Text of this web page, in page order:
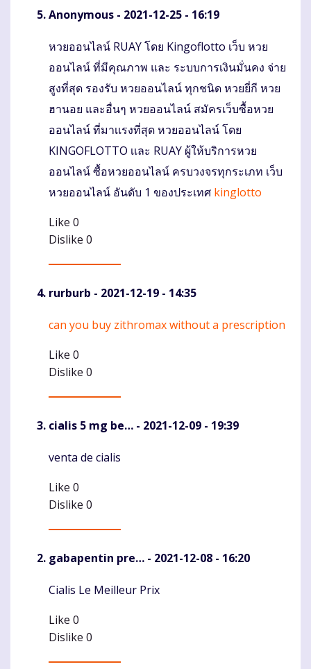
Anonymous - 2021-12-25 - 16:19
Komentaras
หวยออนไลน์ RUAY โดย Kingoflotto เว็บ หวย
ออนไลน์ ที่มีคุณภาพ และ ระบบการเงินมั่นคง จ่าย
สูงที่สุด รองรับ หวยออนไลน์ ทุกชนิด หวยยี่กี หวย
ฮานอย และอื่นๆ หวยออนไลน์ สมัครเว็บซื้อหวย
ออนไลน์ ที่มาเเรงที่สุด หวยออนไลน์ โดย
KINGOFLOTTO เเละ RUAY ผู้ให้บริการหวย
ออนไลน์ ซื้อหวยออนไลน์ ครบวงจรทุกระเภท เว็บ
หวยออนไลน์ อันดับ 1 ของประเทศ kinglotto
Like 0
Dislike 0
rurburb - 2021-12-19 - 14:35
Komentaras
can you buy zithromax without a prescription
Like 0
Dislike 0
cialis 5 mg be… - 2021-12-09 - 19:39
Komentaras
venta de cialis
Like 0
Dislike 0
gabapentin pre… - 2021-12-08 - 16:20
Komentaras
Cialis Le Meilleur Prix
Like 0
Dislike 0